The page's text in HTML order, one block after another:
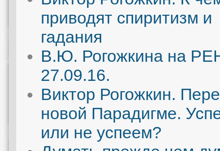
приводят спиритизм и
гадания
В.Ю. Рогожкина на
27.09.16.
Виктор Рогожкин.
новой Парадигме.
или не успеем?